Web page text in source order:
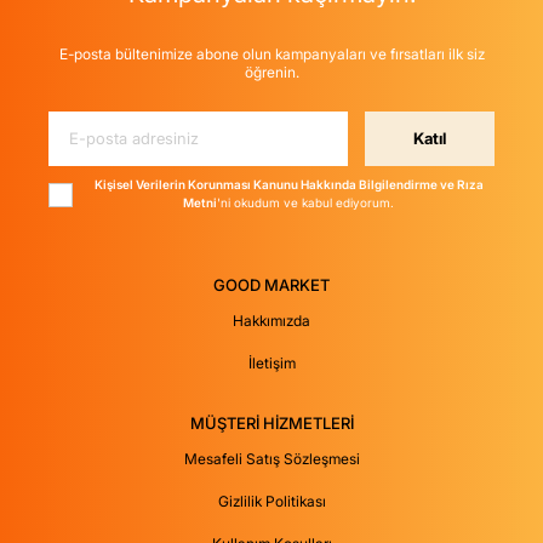
E-posta bültenimize abone olun kampanyaları ve fırsatları ilk siz
öğrenin.
Katıl
Kişisel Verilerin Korunması Kanunu Hakkında Bilgilendirme ve Rıza
Metni'ni okudum ve kabul ediyorum.
GOOD MARKET
Hakkımızda
İletişim
MÜŞTERİ HİZMETLERİ
Mesafeli Satış Sözleşmesi
Gizlilik Politikası